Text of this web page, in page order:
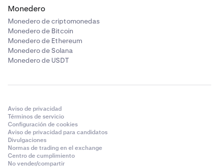
Monedero
Monedero de criptomonedas
Monedero de Bitcoin
Monedero de Ethereum
Monedero de Solana
Monedero de USDT
Aviso de privacidad
Términos de servicio
Configuración de cookies
Aviso de privacidad para candidatos
Divulgaciones
Normas de trading en el exchange
Centro de cumplimiento
No vender/compartir